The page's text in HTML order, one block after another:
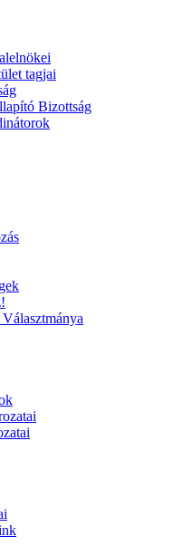
tagjai
Bizottság